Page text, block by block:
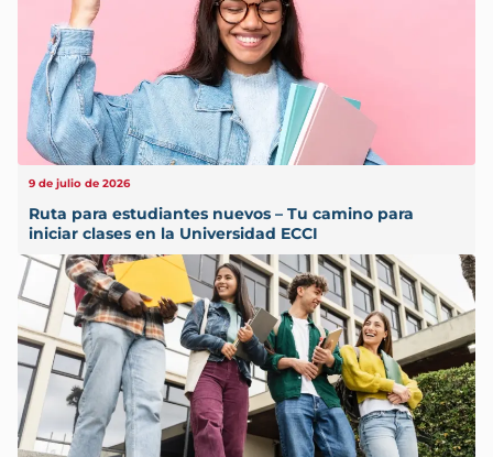
9 de julio de 2026
Ruta para estudiantes nuevos – Tu camino para
iniciar clases en la Universidad ECCI